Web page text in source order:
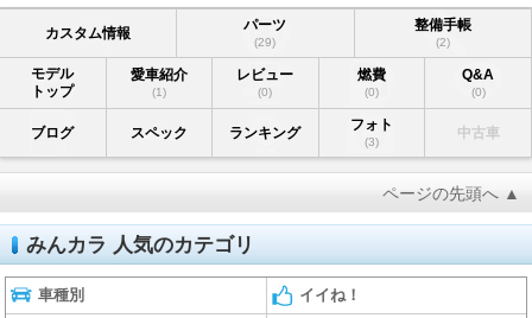
カスタム情報 パーツ
(29)
整備手帳
(2)
モデル
トップ
愛車紹介
(1)
レビュー
(0)
燃費
(0)
Q&A
(0)
ブログ スペック ランキング フォト
(3)
中古車
ページの先頭へ ▲
みんカラ 人気のカテゴリ
車種別 イイね！